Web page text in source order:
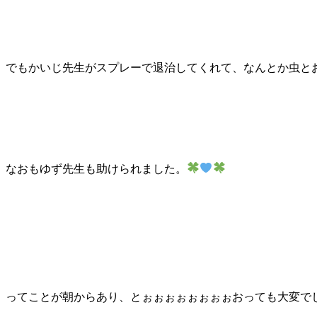
でもかいじ先生がスプレーで退治してくれて、なんとか虫と
なおもゆず先生も助けられました。
ってことが朝からあり、とぉぉぉぉぉぉぉぉおっても大変で